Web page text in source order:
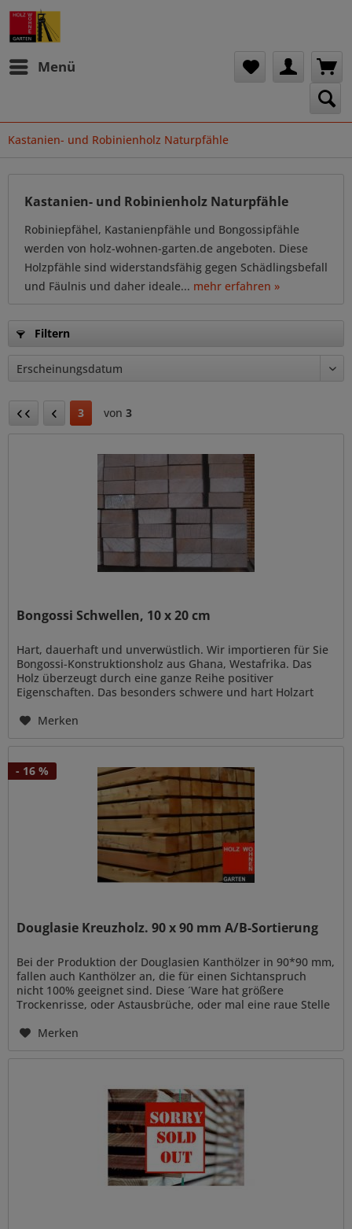
Menü
Kastanien- und Robinienholz Naturpfähle
Kastanien- und Robinienholz Naturpfähle
Robiniepfähel, Kastanienpfähle und Bongossipfähle
werden von holz-wohnen-garten.de angeboten. Diese
Holzpfähle sind widerstandsfähig gegen Schädlingsbefall
und Fäulnis und daher ideale... mehr erfahren »
Filtern
3 von 3
Bongossi Schwellen, 10 x 20 cm
Hart, dauerhaft und unverwüstlich. Wir importieren für Sie
Bongossi-Konstruktionsholz aus Ghana, Westafrika. Das
Holz überzeugt durch eine ganze Reihe positiver
Eigenschaften. Das besonders schwere und hart Holzart
Merken
- 16 %
Douglasie Kreuzholz. 90 x 90 mm A/B-Sortierung
Bei der Produktion der Douglasien Kanthölzer in 90*90 mm,
fallen auch Kanthölzer an, die für einen Sichtanspruch
nicht 100% geeignet sind. Diese ´Ware hat größere
Trockenrisse, oder Astausbrüche, oder mal eine raue Stelle
Merken